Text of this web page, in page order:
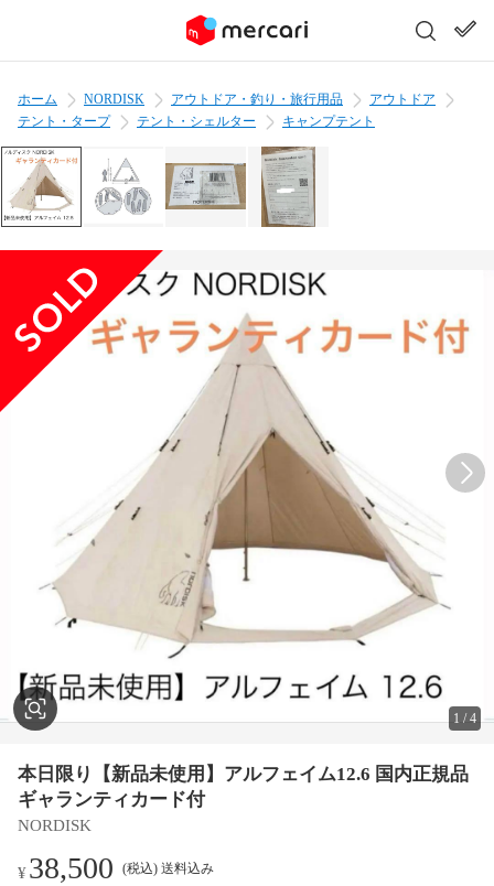
ホーム NORDISK アウトドア・釣り・旅行用品
アウトドア
テント・タープ
テント・シェルター キャンプテント
1 /4
本日限り【新品未使用】アルフェイム12.6 国内正規品
ギャランティカード付
NORDISK
¥38,500 (税込) 送料込み